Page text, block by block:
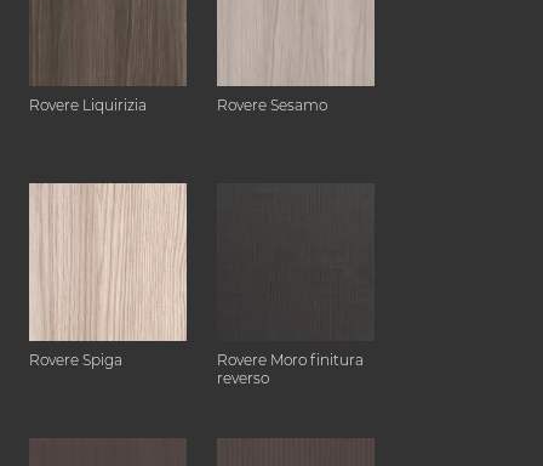
Rovere Liquirizia Rovere Sesamo
Rovere Spiga
Rovere Moro finitura
reverso